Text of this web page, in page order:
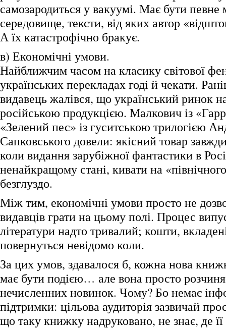
самозародиться у вакуумі. Має бути певне
середовище, тексти, від яких автор
А їх катастрофічно бракує.
в) Економічні умови.
Найближчим часом на класику світової
українських перекладах годі й чекати.
видавець жалівся, що український ринок
російською продукцією. Малкович із
«Зелений пес» із гуситською трилогією
Сапковського довели: якісний товар
коли видання зарубіжної фантастики в
ненайкращому стані, кивати на «північного
безглуздо.
Між тим, економічні умови просто не
видавців грати на цьому полі. Процес
літератури надто тривалий; кошти,
повернуться невідомо коли.
За цих умов, здавалося б, кожна нова
має бути подією… але вона просто
нечисленних новинок. Чому? Бо немає
підтримки: цільова аудиторія зазвичай
що таку книжку надруковано, не знає, де